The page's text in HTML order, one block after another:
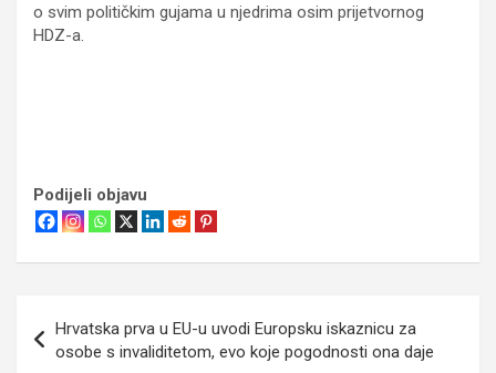
o svim političkim gujama u njedrima osim prijetvornog
HDZ-a.
Podijeli objavu
objava
Hrvatska prva u EU-u uvodi Europsku iskaznicu za
osobe s invaliditetom, evo koje pogodnosti ona daje